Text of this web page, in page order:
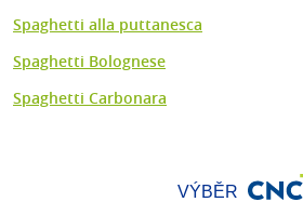
Spaghetti alla puttanesca
Spaghetti Bolognese
Spaghetti Carbonara
VÝBĚR